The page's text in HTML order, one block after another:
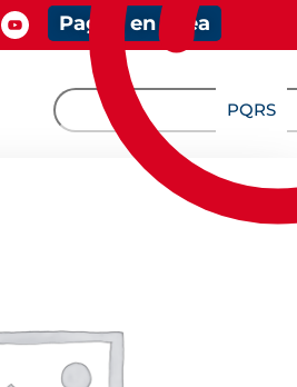
Pagos en línea
PQRS